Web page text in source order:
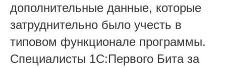
дополнительные данные, которые
затруднительно было учесть в
типовом функционале программы.
Специалисты 1С:Первого Бита за